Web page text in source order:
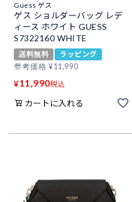
Guess ゲス
ゲス ショルダーバッグ レデ
ィース ホワイト GUESS
S7322160 WHITE
送料無料
ラッピング
参考価格 ¥11,990
¥11,990税込
カートに入れる